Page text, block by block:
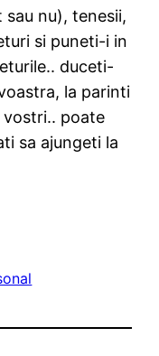
nu), tenesii,
si puneti-i in
duceti-
la parinti
vostri.. poate
sa ajungeti la